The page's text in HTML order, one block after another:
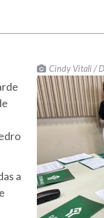
Cindy Vitali /
a